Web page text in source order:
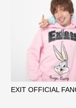
EXIT OFFICIAL